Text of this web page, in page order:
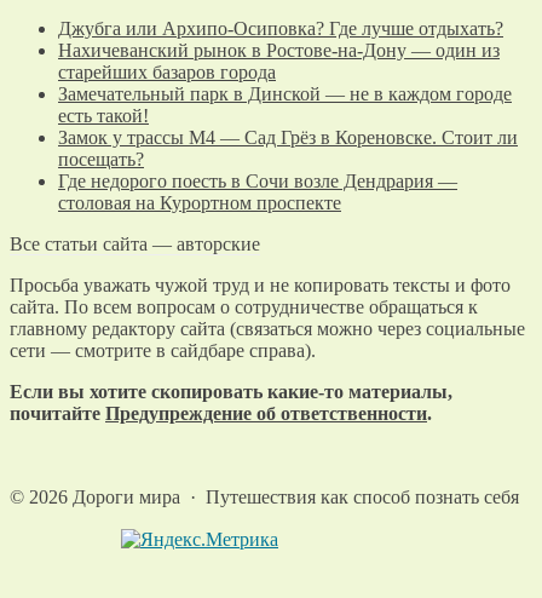
Джубга или Архипо-Осиповка? Где лучше отдыхать?
Нахичеванский рынок в Ростове-на-Дону — один из
старейших базаров города
Замечательный парк в Динской — не в каждом городе
есть такой!
Замок у трассы М4 — Сад Грёз в Кореновске. Стоит ли
посещать?
Где недорого поесть в Сочи возле Дендрария —
столовая на Курортном проспекте
Все статьи сайта — авторские
Просьба уважать чужой труд и не копировать тексты и фото
сайта. По всем вопросам о сотрудничестве обращаться к
главному редактору сайта (связаться можно через социальные
сети — смотрите в сайдбаре справа).
Если вы хотите скопировать какие-то материалы,
почитайте Предупреждение об ответственности.
© 2026 Дороги мира · Путешествия как способ познать себя